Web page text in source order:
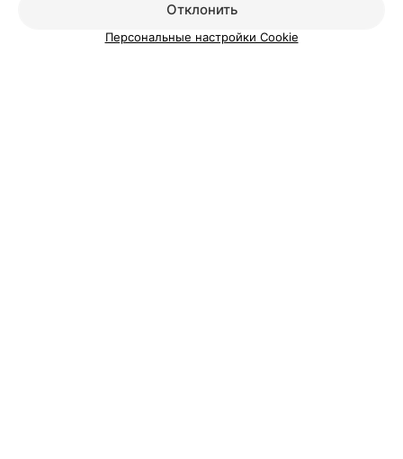
Добавить специалиста
Отклонить
Персональные настройки Cookie